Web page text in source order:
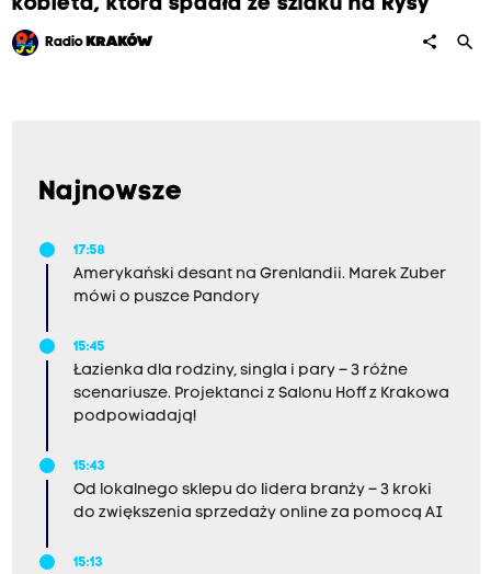
kobieta, która spadła ze szlaku na Rysy
Radio KRAKÓW share search
Najnowsze
17:58
Amerykański desant na Grenlandii. Marek Zuber
mówi o puszce Pandory
15:45
Łazienka dla rodziny, singla i pary – 3 różne
scenariusze. Projektanci z Salonu Hoff z Krakowa
podpowiadają!
15:43
Od lokalnego sklepu do lidera branży – 3 kroki
do zwiększenia sprzedaży online za pomocą AI
15:13